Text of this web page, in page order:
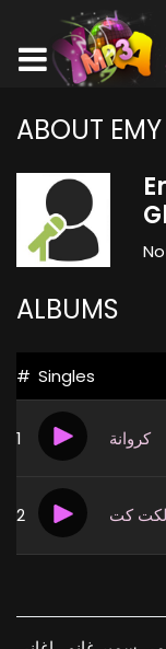
ABOUT
ALBUMS
# Singles
1 كروانة
2 كت